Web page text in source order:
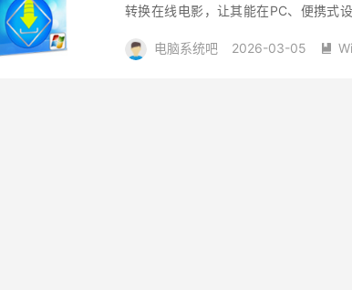
转换在线电影，让其能在PC、便携式
电脑系统吧
2026-03-05 